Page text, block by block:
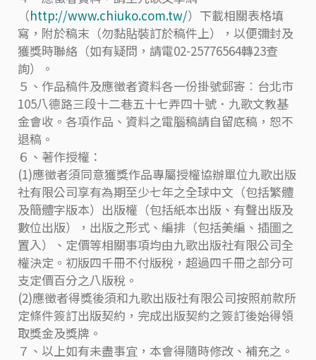
（http://www.chiuko.com.tw/）下載相關表格填
寫，附於稿末（勿黏貼裝訂於稿件上），以便彌封及
獲獎時聯絡（如有疑問，請電02-25776564轉23查
詢）。
５、作品稿件及應徵者資料各一份掛號郵寄︰台北市
105八德路三段十二巷五十七弄四十號．九歌文教基
金會收。各項作品、資料之電腦稿請自留底稿，恕不
退稿。
６、著作授權：
(1)應徵者須同意獲獎作品專屬授權協辦單位九歌出版
社有限公司享有為期至少七年之全球中文（包括繁體
及簡體字版本）出版權（包括紙本出版、有聲出版及
數位出版），出版之形式、編排（包括美編、插圖之
置入）、定價等相關事項均由九歌出版社有限公司全
權決定。初版四千冊不付版稅，超過四千冊之部分可
支定價百分之八版稅。
(2)應徵者得獎後須和九歌出版社有限公司按照前款所
定條件簽訂出版契約，完成出版契約之簽訂後始得領
取獎金及獎牌。
７、以上如有未盡事宜，本會得隨時修改、補充之。